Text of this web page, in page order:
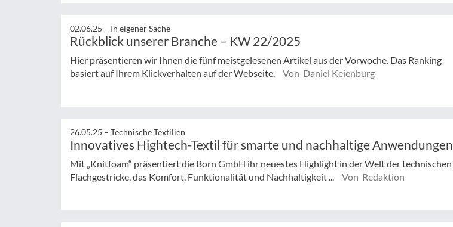
02.06.25 – In eigener Sache
Rückblick unserer Branche – KW 22/2025
Hier präsentieren wir Ihnen die fünf meistgelesenen Artikel aus der Vorwoche. Das Ranking
basiert auf Ihrem Klickverhalten auf der Webseite.
Von Daniel Keienburg
26.05.25 – Technische Textilien
Innovatives Hightech-Textil für smarte und nachhaltige Anwendungen
Mit „Knitfoam“ präsentiert die Born GmbH ihr neuestes Highlight in der Welt der technischen
Flachgestricke, das Komfort, Funktionalität und Nachhaltigkeit ...
Von Redaktion